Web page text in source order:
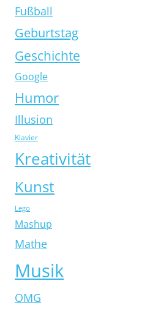
Fußball
Geburtstag
Geschichte
Google
Humor
Illusion
Klavier
Kreativität
Kunst
Lego
Mashup
Mathe
Musik
OMG